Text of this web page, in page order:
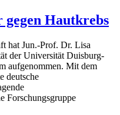
gegen Hautkrebs
hat Jun.-Prof. Dr. Lisa
der Universität Duisburg-
aufgenommen. Mit dem
deutsche
Forschungsgruppe